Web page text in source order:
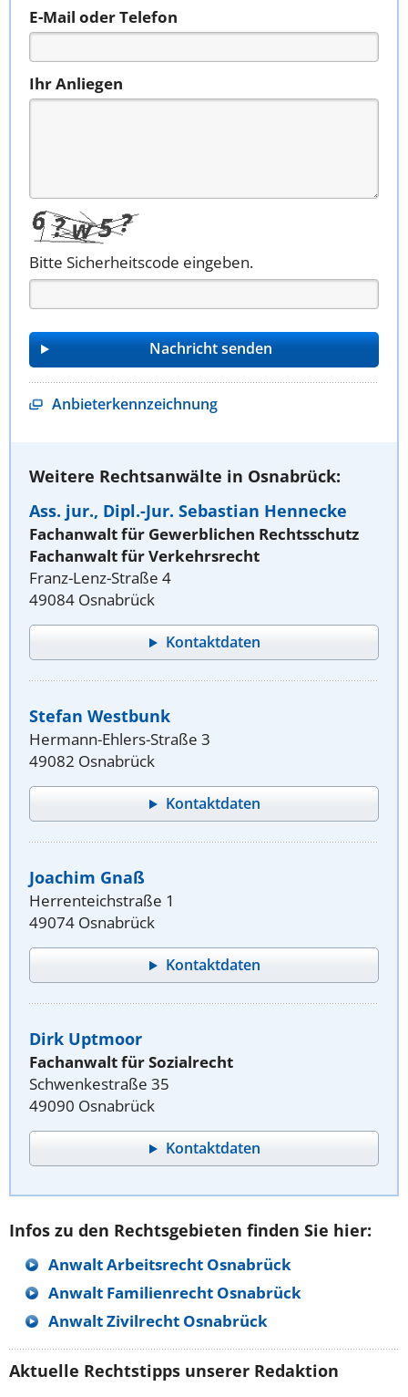
E-Mail oder Telefon
Ihr Anliegen
Bitte Sicherheitscode eingeben.
Anbieterkennzeichnung
Weitere Rechtsanwälte in Osnabrück:
Ass. jur., Dipl.-Jur. Sebastian Hennecke
Fachanwalt für Gewerblichen Rechtsschutz
Fachanwalt für Verkehrsrecht
Franz-Lenz-Straße 4
49084 Osnabrück
Kontaktdaten
Stefan Westbunk
Hermann-Ehlers-Straße 3
49082 Osnabrück
Kontaktdaten
Joachim Gnaß
Herrenteichstraße 1
49074 Osnabrück
Kontaktdaten
Dirk Uptmoor
Fachanwalt für Sozialrecht
Schwenkestraße 35
49090 Osnabrück
Kontaktdaten
Infos zu den Rechtsgebieten finden Sie hier:
Anwalt Arbeitsrecht Osnabrück
Anwalt Familienrecht Osnabrück
Anwalt Zivilrecht Osnabrück
Aktuelle Rechtstipps unserer Redaktion